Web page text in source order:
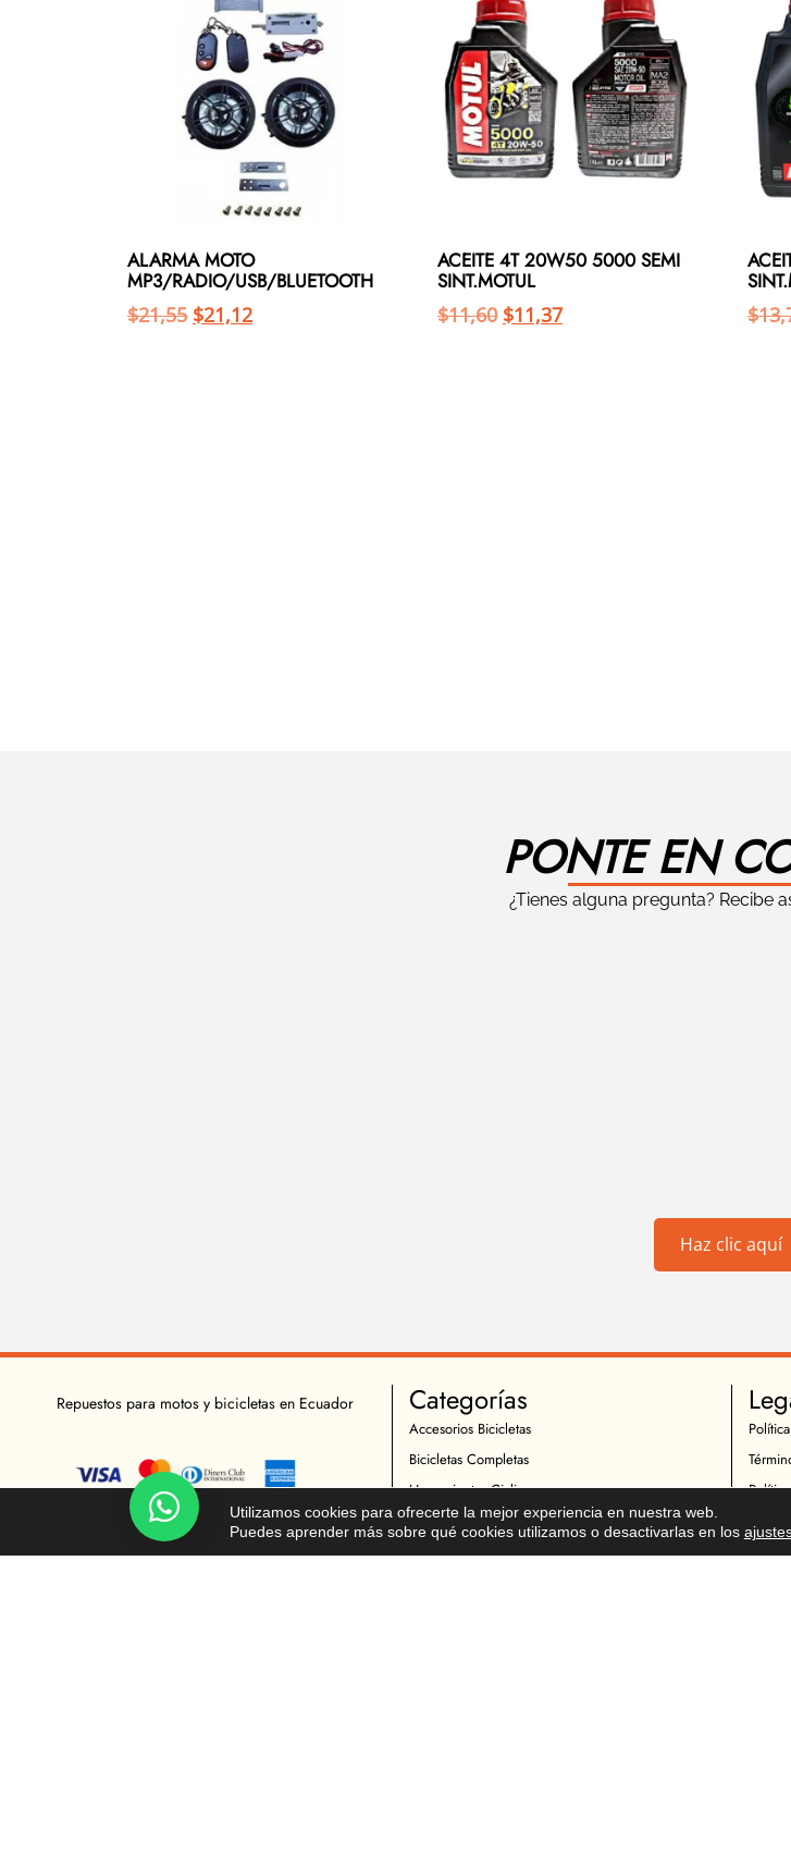
ALARMA MOTO
MP3/RADIO/USB/BLUETOOTH
$21,55 $21,12
ACEITE 4T 20W50 5000 SEMI
SINT.MOTUL
$11,60 $11,37
$
PONTE EN
¿Tienes alguna pregunta? Recibe
Haz clic aquí
Repuestos para motos y bicicletas en Ecuador Categorías
Accesorios Bicicletas
Bicicletas Completas
Herramientas Ciclismo
Indumentaria Ciclistas
Utilizamos cookies para ofrecerte la mejor experiencia en nuestra web.
Puedes aprender más sobre qué cookies utilizamos o desactivarlas en los
Chatea!